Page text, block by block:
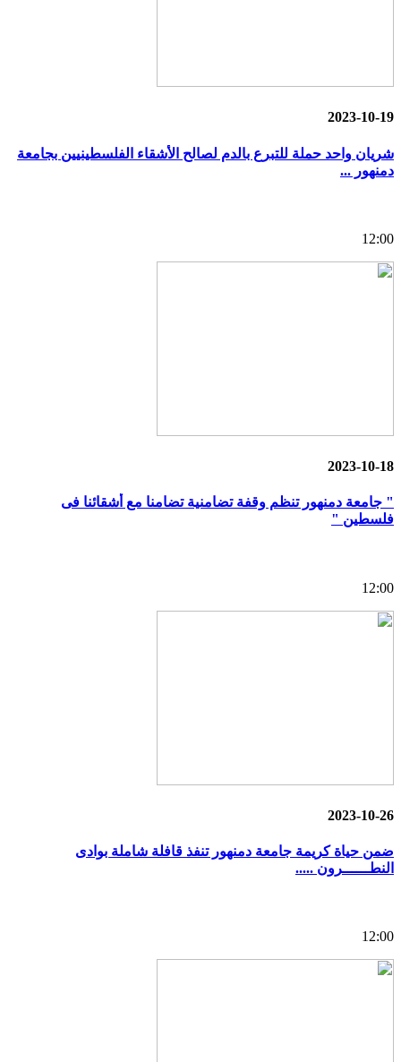
2023-10-19
شريان واحد حملة للتبرع بالدم لصالح الأشقاء الفلسطينيين بجامعة
دمنهور ...
12:00
2023-10-18
" جامعة دمنهور تنظم وقفة تضامنية تضامنا مع أشقائنا فى
فلسطين "
12:00
2023-10-26
ضمن حياة كريمة جامعة دمنهور تنفذ قافلة شاملة بوادى
النطــــــرون .....
12:00